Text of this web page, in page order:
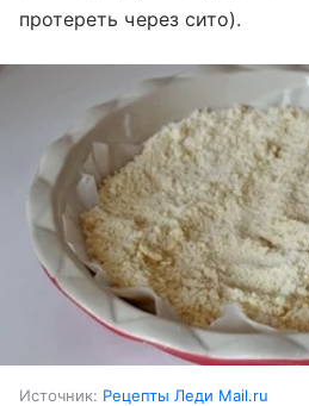
протереть через сито).
Источник: Рецепты Леди Mail.ru